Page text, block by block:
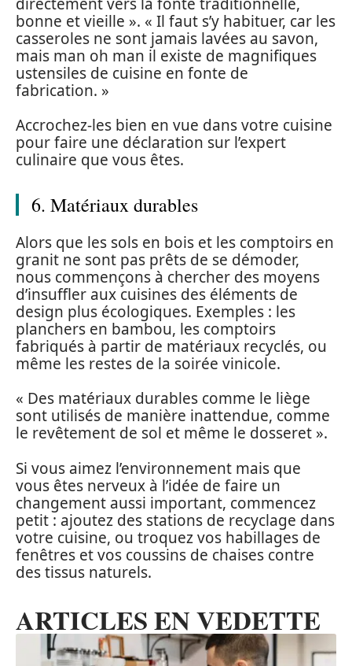
bonne et vieille ». « Il faut s’y habituer, car les
casseroles ne sont jamais lavées au savon,
mais man oh man il existe de magnifiques
ustensiles de cuisine en fonte de
fabrication. »
Accrochez-les bien en vue dans votre cuisine
pour faire une déclaration sur l’expert
culinaire que vous êtes.
6. Matériaux durables
Alors que les sols en bois et les comptoirs en
granit ne sont pas prêts de se démoder,
nous commençons à chercher des moyens
d’insuffler aux cuisines des éléments de
design plus écologiques. Exemples : les
planchers en bambou, les comptoirs
fabriqués à partir de matériaux recyclés, ou
même les restes de la soirée vinicole.
« Des matériaux durables comme le liège
sont utilisés de manière inattendue, comme
le revêtement de sol et même le dosseret ».
Si vous aimez l’environnement mais que
vous êtes nerveux à l’idée de faire un
changement aussi important, commencez
petit : ajoutez des stations de recyclage dans
votre cuisine, ou troquez vos habillages de
fenêtres et vos coussins de chaises contre
des tissus naturels.
ARTICLES EN VEDETTE